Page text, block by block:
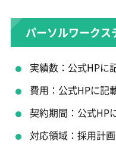
パーソルワークス
実績数：公式HPに
費用：公式HPに記
契約期間：公式HP
対応領域：採用計